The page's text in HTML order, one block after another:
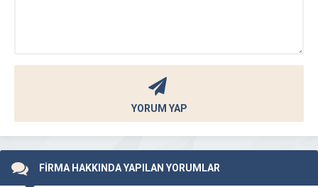
YORUM YAP
FİRMA HAKKINDA YAPILAN YORUMLAR